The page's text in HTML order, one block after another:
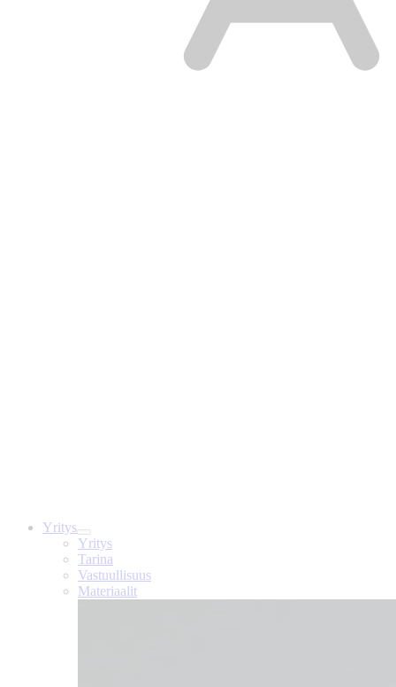
Yritys
Yritys
Tarina
Vastuullisuus
Materiaalit